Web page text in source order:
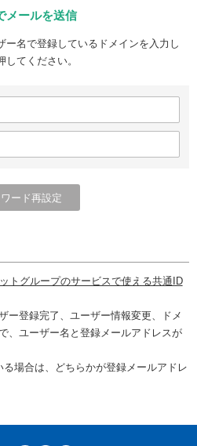
メールを送信
ー名で登録しているドメインを入力し
てください。
トグループのサービスで使える共通ID
ー登録完了、ユーザー情報変更、ドメ
、ユーザー名と登録メールアドレスが
場合は、どちらかが登録メールアドレ